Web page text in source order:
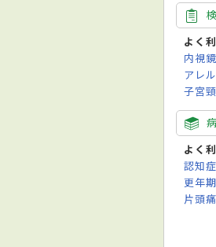
よく
内視
アレ
子宮
よく
認知症
更年
片頭痛